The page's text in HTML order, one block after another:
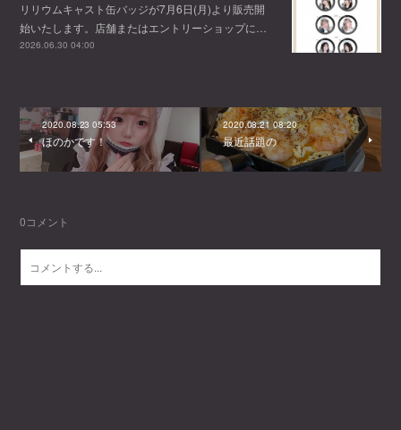
リリウムキャスト缶バッジが7月6日(月)より販売開
始いたします。店舗またはエントリーショップに…
2026.06.30 04:00
2020.08.23 05:53
ほのかです！
2020.08.21 08:20
最近話題の
0コメント